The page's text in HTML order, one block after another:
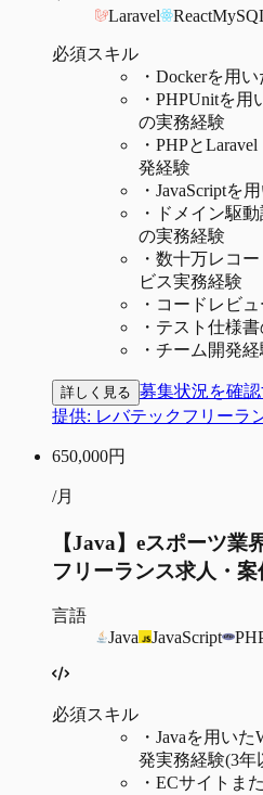
Laravel React
必須スキル
・ Dockerを用
・ PHPUnitを用
の実務経験
・ PHPと
発経験
・ JavaScriptを
・
ドメイン駆
の実務経験
・ 数十万レコ
ビス実務経験
・ コードレビ
・ テスト仕様
・ チーム開発経
詳しく見る 募集状況を確認
提供: レバテックフリーラ
650,000円
/月
【Java】eスポーツ
フリーランス求人・案
言語
Java
JavaScript
必須スキル
・ Javaを用いた
発実務経験(3年
・ ECサイトま